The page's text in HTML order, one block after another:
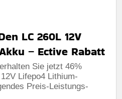
LC 260L 12V
– Ective Rabatt
Sie jetzt 46%
Lifepo4 Lithium-
Preis-Leistungs-